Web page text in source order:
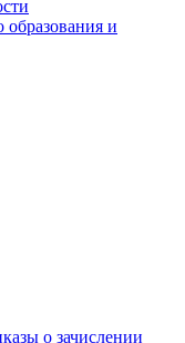
образования и
о зачислении